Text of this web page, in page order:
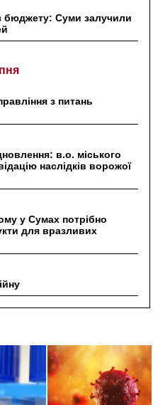
бюджету: Суми залучили
з питань
в.о. міського
наслідків ворожої
у Сумах потрібно
для вразливих